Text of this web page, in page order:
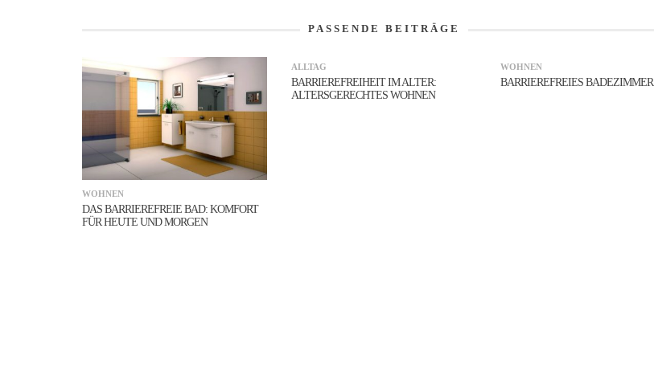
PASSENDE BEITRÄGE
WOHNEN
DAS BARRIEREFREIE BAD: KOMFORT
FÜR HEUTE UND MORGEN
ALLTAG
BARRIEREFREIHEIT IM ALTER:
ALTERSGERECHTES WOHNEN
WOHNEN
BARRIEREFREIES BADEZIMMER